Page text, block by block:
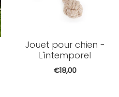
Jouet pour chien -
L'intemporel
€18,00